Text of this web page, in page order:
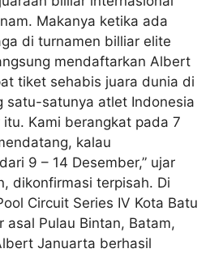
Makanya ketika ada
di turnamen billiar elite
mendaftarkan Albert
tiket sehabis juara dunia di
satu-satunya atlet Indonesia
Kami berangkat pada 7
kalau
9 – 14 Desember,” ujar
dikonfirmasi terpisah. Di
Circuit Series IV Kota Batu
asal Pulau Bintan, Batam,
Januarta berhasil